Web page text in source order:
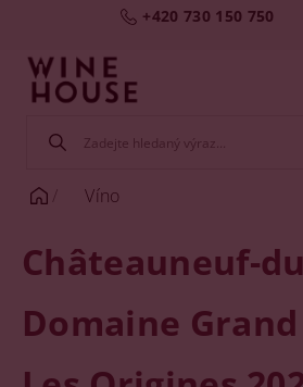
+420 730 150 750
Víno
Châteauneuf-
Domaine